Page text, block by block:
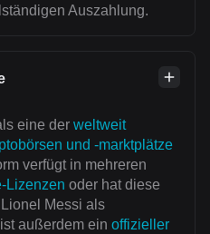
Auszahlung.
eine der weltweit
und -marktplätze
verfügt in mehreren
Lizenzen oder hat diese
Messi als
außerdem ein offizieller